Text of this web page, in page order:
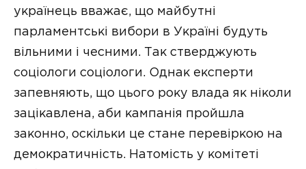
українець вважає, що майбутні
парламентські вибори в Україні будуть
вільними і чесними. Так стверджують
соціологи соціологи. Однак експерти
запевняють, що цього року влада як ніколи
зацікавлена, аби кампанія пройшла
законно, оскільки це стане перевіркою на
демократичність. Натомість у комітеті